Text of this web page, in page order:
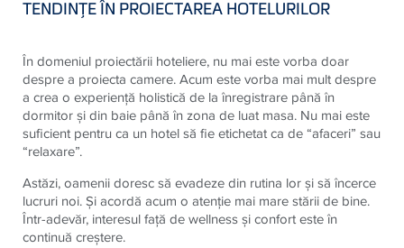
TENDINŢE ÎN PROIECTAREA HOTELURILOR
În domeniul proiectării hoteliere, nu mai este vorba doar
despre a proiecta camere. Acum este vorba mai mult despre
a crea o experienţă holistică de la înregistrare până în
dormitor şi din baie până în zona de luat masa. Nu mai este
suficient pentru ca un hotel să fie etichetat ca de “afaceri” sau
“relaxare”.
Astăzi, oamenii doresc să evadeze din rutina lor şi să încerce
lucruri noi. Şi acordă acum o atenţie mai mare stării de bine.
Într-adevăr, interesul faţă de wellness şi confort este în
continuă creştere.